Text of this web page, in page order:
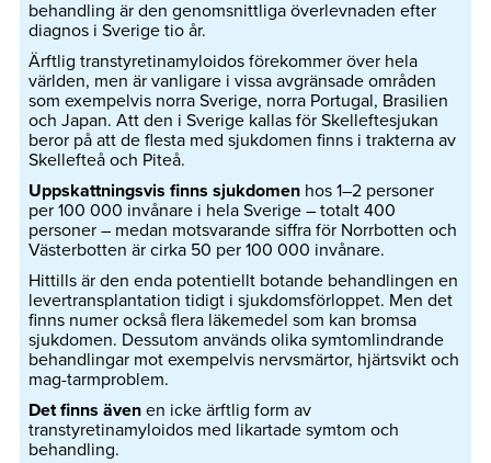
behandling är den genomsnittliga överlevnaden efter
diagnos i Sverige tio år.
Ärftlig transtyretinamyloidos förekommer över hela
världen, men är vanligare i vissa avgränsade områden
som exempelvis norra Sverige, norra Portugal, Brasilien
och Japan. Att den i Sverige kallas för Skelleftesjukan
beror på att de flesta med sjukdomen finns i trakterna av
Skellefteå och Piteå.
Uppskattningsvis finns sjukdomen hos 1–2 personer
per 100 000 invånare i hela Sverige – totalt 400
personer – medan motsvarande siffra för Norrbotten och
Västerbotten är cirka 50 per 100 000 invånare.
Hittills är den enda potentiellt botande behandlingen en
levertransplantation tidigt i sjukdomsförloppet. Men det
finns numer också flera läkemedel som kan bromsa
sjukdomen. Dessutom används olika symtomlindrande
behandlingar mot exempelvis nervsmärtor, hjärtsvikt och
mag-tarmproblem.
Det finns även en icke ärftlig form av
transtyretinamyloidos med likartade symtom och
behandling.